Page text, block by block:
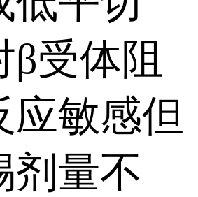
受体阻
应敏感但
剂量不